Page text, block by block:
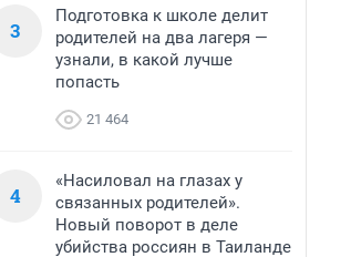
3
Подготовка к школе делит
родителей на два лагеря —
узнали, в какой лучше
попасть
21 464
4
«Насиловал на глазах у
связанных родителей».
Новый поворот в деле
убийства россиян в Таиланде